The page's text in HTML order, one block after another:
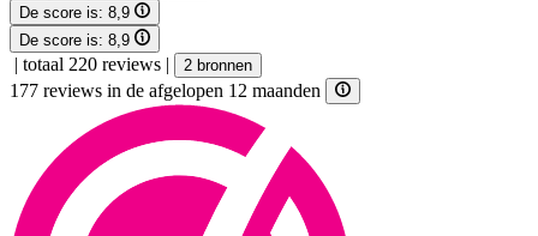
De score is: 8,9
De score is: 8,9
| totaal 220 reviews | 2 bronnen
177 reviews in de afgelopen 12 maanden